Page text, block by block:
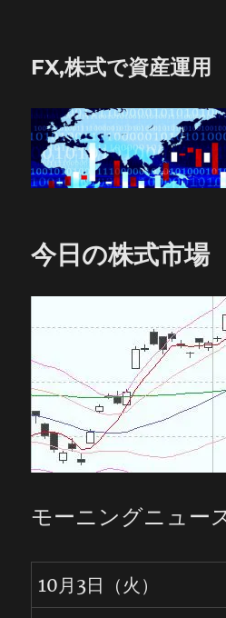
FX,株式で資産運用
今日の株式市場
モーニングニュー
10月3日（火）